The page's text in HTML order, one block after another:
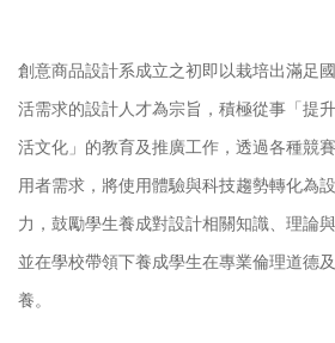
創意商品設計系成立之初即以栽培出滿足
活需求的設計人才為宗旨，積極從事「提
活文化」的教育及推廣工作，透過各種競
用者需求，將使用體驗與科技趨勢轉化為
力，鼓勵學生養成對設計相關知識、理論
並在學校帶領下養成學生在專業倫理道德
養。